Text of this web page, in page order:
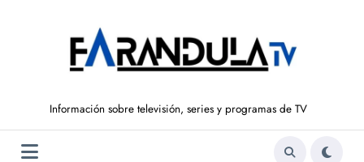
Información sobre televisión, series y programas de TV